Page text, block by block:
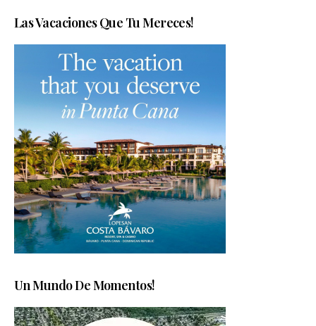
Las Vacaciones Que Tu Mereces!
Un Mundo De Momentos!